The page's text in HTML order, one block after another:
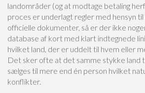
landområder (og at modtage betaling
proces er underlagt regler med hensyn
officielle dokumenter, så er der ikke
database af kort med klart indtegnede
hvilket land, der er uddelt til hvem eller
Det sker ofte at det samme stykke land
sælges til mere end én person hvilket
konflikter.